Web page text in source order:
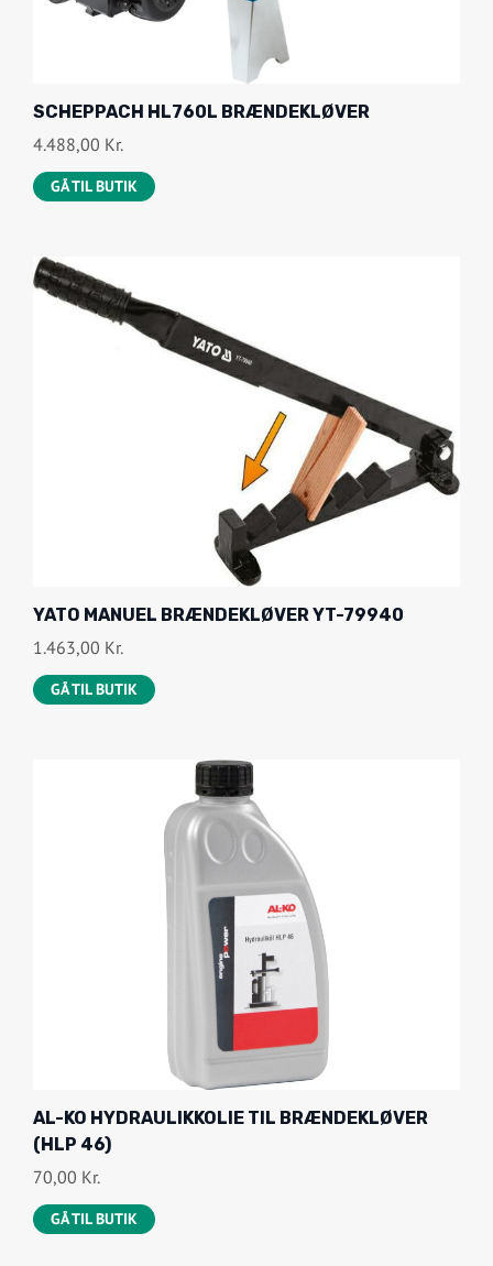
SCHEPPACH HL760L BRÆNDEKLØVER
4.488,00 Kr.
GÅ TIL BUTIK
YATO MANUEL BRÆNDEKLØVER YT-79940
1.463,00 Kr.
GÅ TIL BUTIK
AL-KO HYDRAULIKKOLIE TIL BRÆNDEKLØVER
(HLP 46)
70,00 Kr.
GÅ TIL BUTIK